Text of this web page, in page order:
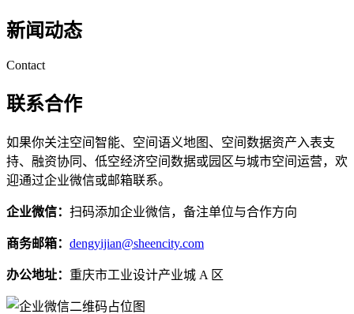
新闻动态
Contact
联系合作
如果你关注空间智能、空间语义地图、空间数据资产入表支
持、融资协同、低空经济空间数据或园区与城市空间运营，欢
迎通过企业微信或邮箱联系。
企业微信： 扫码添加企业微信，备注单位与合作方向
商务邮箱： dengyijian@sheencity.com
办公地址： 重庆市工业设计产业城 A 区